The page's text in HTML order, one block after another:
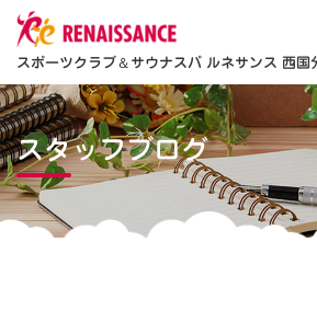
スポーツクラブ＆サウナスパ ルネサンス 西国
スタッフブログ